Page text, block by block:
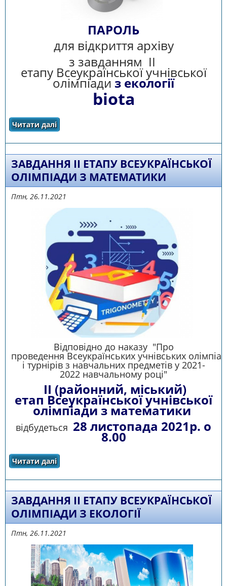
ПАРОЛЬ
для відкриття архіву
з завданням ІІ
етапу Всеукраїнської учнівської
олімпіадиз екології
biota
Читати даліпро ПАРОЛЬ ДЛЯ ВІДКРИТТЯ АРХІВУ
ЗАВДАННЯ ІІ ЕТАПУ ВСЕУКРАЇНСЬКОЇ
ОЛІМПІАДИ З МАТЕМАТИКИ
Птн, 26.11.2021
Відповідно до наказу "Про
проведення Всеукраїнських учнівських олімпіад
і турнірів з навчальних предметів у 2021-
2022 навчальному році"
ІІ (районний, міський)
етап Всеукраїнської учнівської
олімпіади з математики
відбудеться 28 листопада 2021р. о
8.00
Читати далі
ЗАВДАННЯ ІІ ЕТАПУ ВСЕУКРАЇНСЬКОЇ
ОЛІМПІАДИ З ЕКОЛОГІЇ
Птн, 26.11.2021